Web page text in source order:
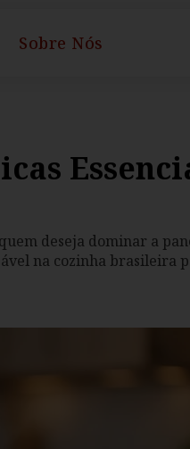
Sobre Nós
deseja dominar a
na cozinha brasileira